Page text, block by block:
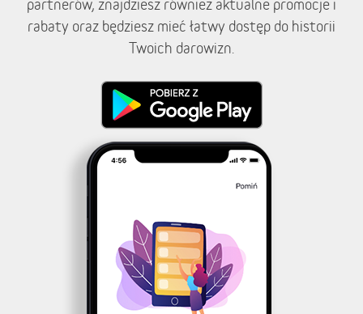
partnerów, znajdziesz również aktualne promocje i
rabaty oraz będziesz mieć łatwy dostęp do historii
Twoich darowizn.